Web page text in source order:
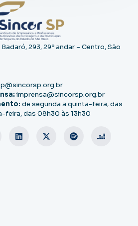
293, 29º andar – Centro, São
imprensa@sincorsp.org.br
de segunda a quinta-feira, das
feira, das 08h30 às 13h30